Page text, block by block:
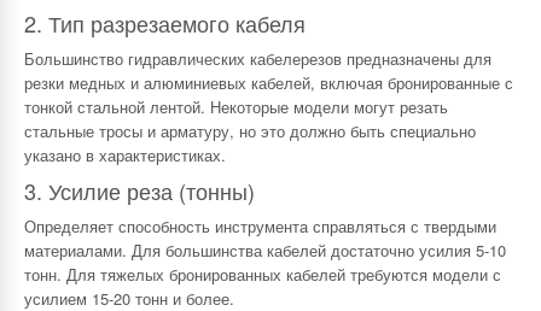
2. Тип разрезаемого кабеля
Большинство гидравлических кабелерезов предназначены для
резки медных и алюминиевых кабелей, включая бронированные с
тонкой стальной лентой. Некоторые модели могут резать
стальные тросы и арматуру, но это должно быть специально
указано в характеристиках.
3. Усилие реза (тонны)
Определяет способность инструмента справляться с твердыми
материалами. Для большинства кабелей достаточно усилия 5-10
тонн. Для тяжелых бронированных кабелей требуются модели с
усилием 15-20 тонн и более.